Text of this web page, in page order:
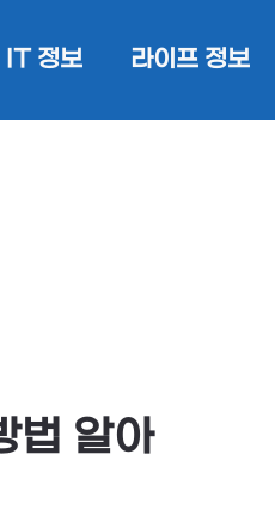
IT 정보 라이프 정보
법 알아